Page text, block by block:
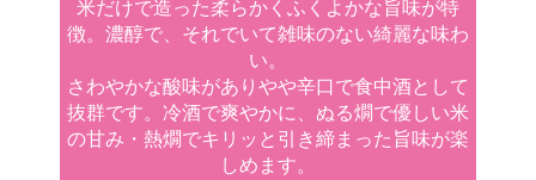
米だけで造った柔らかくふくよかな旨味が特
徴。濃醇で、それでいて雑味のない綺麗な味わ
い。
さわやかな酸味がありやや辛口で食中酒として
抜群です。冷酒で爽やかに、ぬる燗で優しい米
の甘み・熱燗でキリッと引き締まった旨味が楽
しめます。